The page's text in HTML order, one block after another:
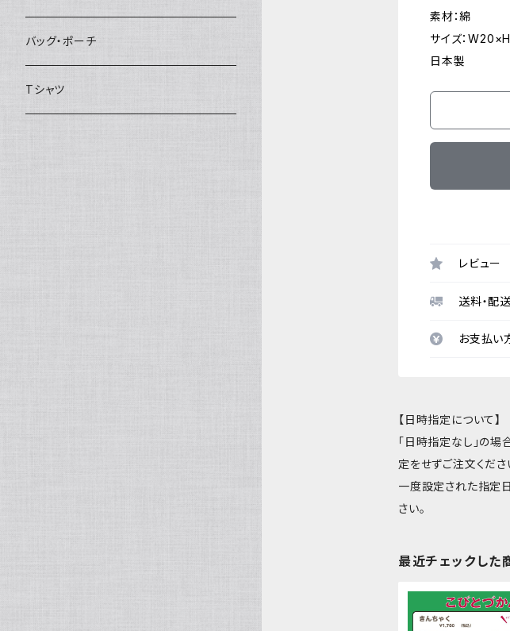
素材：綿
サイズ：
日本製
レビュー
送料・配
お支払い
【日時指定について】
「日時指定なし」の
定をせずご注文くださ
一度設定された指定
さい。
最近チェックした
バッグ・ポーチ
Tシャツ